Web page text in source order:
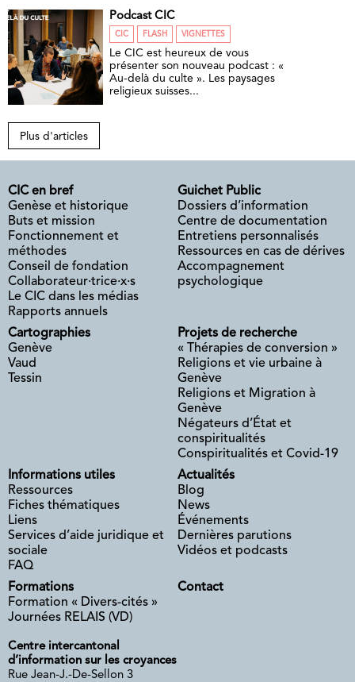
Podcast CIC
CIC FLASH VIGNETTES
Le CIC est heureux de vous
présenter son nouveau podcast : «
Au-delà du culte ». Les paysages
religieux suisses...
Plus d'articles
CIC en bref
Genèse et historique
Buts et mission
Fonctionnement et
méthodes
Conseil de fondation
Collaborateur·trice·x·s
Le CIC dans les médias
Rapports annuels
Guichet Public
Dossiers d’information
Centre de documentation
Entretiens personnalisés
Ressources en cas de dérives
Accompagnement
psychologique
Cartographies
Genève
Vaud
Tessin
Projets de recherche
« Thérapies de conversion »
Religions et vie urbaine à
Genève
Religions et Migration à
Genève
Négateurs d’État et
conspiritualités
Conspiritualités et Covid-19
Informations utiles
Ressources
Fiches thématiques
Liens
Services d’aide juridique et
sociale
FAQ
Actualités
Blog
News
Événements
Dernières parutions
Vidéos et podcasts
Formations
Formation « Divers-cités »
Journées RELAIS (VD)
Contact
Centre intercantonal
d’information sur les croyances
Rue Jean-J.-De-Sellon 3